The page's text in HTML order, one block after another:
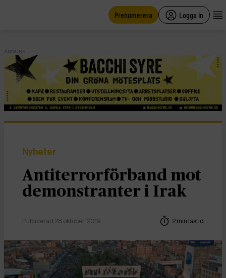
Prenumerera Logga in
ANNONS
Nyheter
Antiterrorförband mot
demonstranter i Irak
Publicerad 28 oktober, 2019 2 min lästid